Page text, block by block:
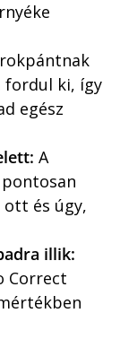
fordul ki, így
egész
A
és úgy,
illik:
Correct